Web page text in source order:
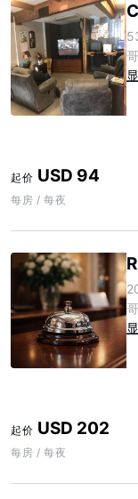
起价 USD 94
每房 / 每夜
起价 USD 202
每房 / 每夜